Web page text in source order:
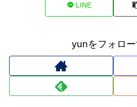
LINE
yunをフォロ